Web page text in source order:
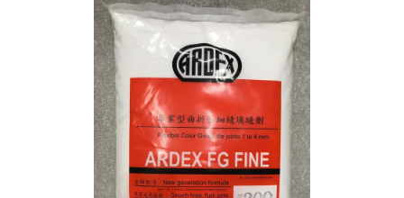
號約10分鐘
原Line已滿 無法加Line好友 請親愛的客戶加入
LINE官方帳號@a0975005573